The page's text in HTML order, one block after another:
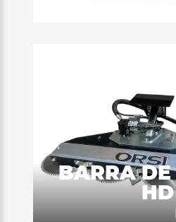
BARRA DE DISCOS
HD